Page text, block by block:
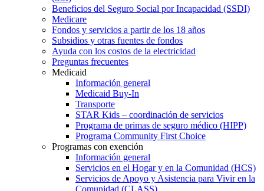
Beneficios del Seguro Social por Incapacidad (SSDI)
Medicare
Fondos y servicios a partir de los 18 años
Subsidios y otras fuentes de fondos
Ayuda con los costos de la electricidad
Preguntas frecuentes
Medicaid
Información general
Medicaid Buy-In
Transporte
STAR Kids – coordinación de servicios
Programa de primas de seguro médico (HIPP)
Programa Community First Choice
Programas con exención
Información general
Servicios en el Hogar y en la Comunidad (HCS)
Servicios de Apoyo y Asistencia para Vivir en la
Comunidad (CLASS)